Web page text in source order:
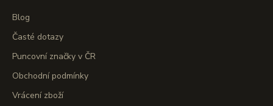
Blog
Časté dotazy
Puncovní značky v ČR
Obchodní podmínky
Vrácení zboží